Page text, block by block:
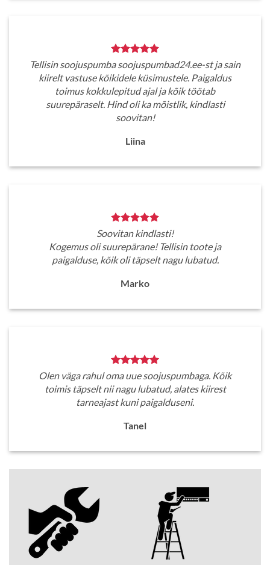
Tellisin soojuspumba soojuspumbad24.ee-st ja sain
kiirelt vastuse kõikidele küsimustele. Paigaldus
toimus kokkulepitud ajal ja kõik töötab
suurepäraselt. Hind oli ka mõistlik, kindlasti
soovitan!
Liina
Soovitan kindlasti!
Kogemus oli suurepärane! Tellisin toote ja
paigalduse, kõik oli täpselt nagu lubatud.
Marko
Olen väga rahul oma uue soojuspumbaga. Kõik
toimis täpselt nii nagu lubatud, alates kiirest
tarneajast kuni paigalduseni.
Tanel